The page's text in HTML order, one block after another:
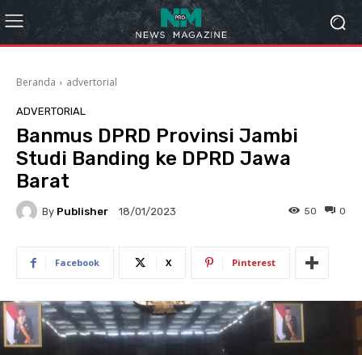
Beranda advertorial
ADVERTORIAL
Banmus DPRD Provinsi Jambi
Studi Banding ke DPRD Jawa
Barat
By Publisher 18/01/2023 0
50
Facebook X Pinterest